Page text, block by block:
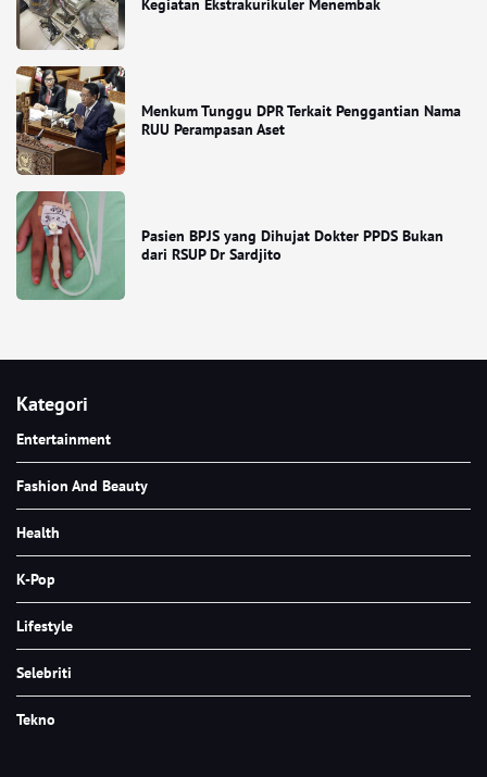
Kegiatan Ekstrakurikuler Menembak
Menkum Tunggu DPR Terkait Penggantian Nama
RUU Perampasan Aset
Pasien BPJS yang Dihujat Dokter PPDS Bukan
dari RSUP Dr Sardjito
Kategori
Entertainment
Fashion And Beauty
Health
K-Pop
Lifestyle
Selebriti
Tekno